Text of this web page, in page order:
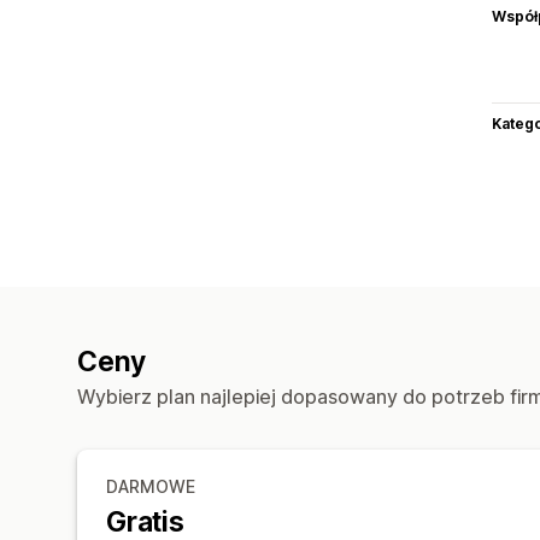
Ceny
Wybierz plan najlepiej dopasowany do potrzeb
DARMOWE
Gratis